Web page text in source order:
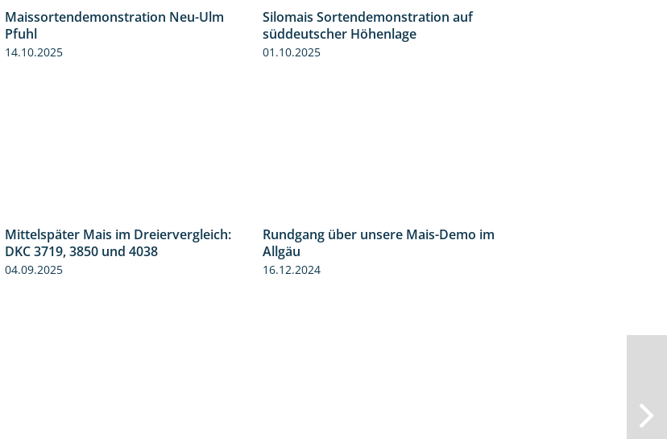
Maissortendemonstration Neu-Ulm
Pfuhl
14.10.2025
Silomais Sortendemonstration auf
süddeutscher Höhenlage
01.10.2025
Mittelspäter Mais im Dreiervergleich:
DKC 3719, 3850 und 4038
04.09.2025
Rundgang über unsere Mais-Demo im
Allgäu
16.12.2024